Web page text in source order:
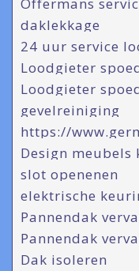
Offermans
daklekkage
24 uur service
Loodgieter
Loodgieter
gevelreiniging
https://
Design meubels
slot openenen
elektrische
Pannendak
Pannendak
Dak isoleren